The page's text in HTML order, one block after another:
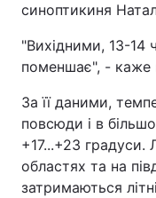
синоптикиня
"Вихідними, 13-14
поменшає", - каже
За її даними,
повсюди і в
+17...+23 градуси.
областях та на
затримаються